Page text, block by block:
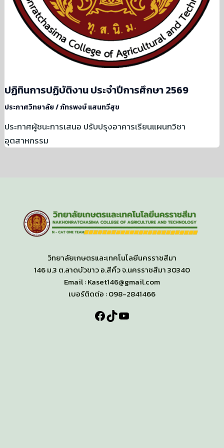
ปฏิทินการปฏิบัติงาน ประจำปีการศึกษา 2569
ประกาศวิทยาลัย/ภัทรพงษ์ แสนทวีสุข
ประกาศผู้ชนะการเสนอ ปรับปรุงอาคารเรียนแผนกวิชา
อุตสาหกรรม
วิทยาลัยเกษตรและเทคโนโลยีนครราชสีมา
146 ม.3 ต.ลาดบัวขาว อ.สีคิ้ว จ.นครราชสีมา 30340
Email : Kaset146@gmail.com
เบอร์ติดต่อ : 098-2841466